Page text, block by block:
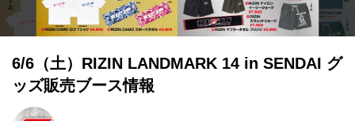
6/6（土）RIZIN LANDMARK 14 in SENDAI グ
ッズ販売ブース情報